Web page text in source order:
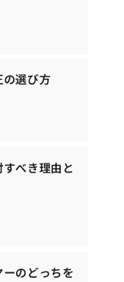
選び方
べき理由と
のどっちを